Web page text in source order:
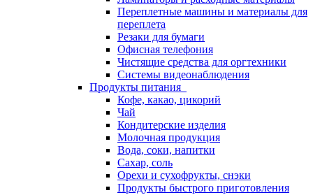
Переплетные машины и материалы для
переплета
Резаки для бумаги
Офисная телефония
Чистящие средства для оргтехники
Системы видеонаблюдения
Продукты питания
Кофе, какао, цикорий
Чай
Кондитерские изделия
Молочная продукция
Вода, соки, напитки
Сахар, соль
Орехи и сухофрукты, снэки
Продукты быстрого приготовления